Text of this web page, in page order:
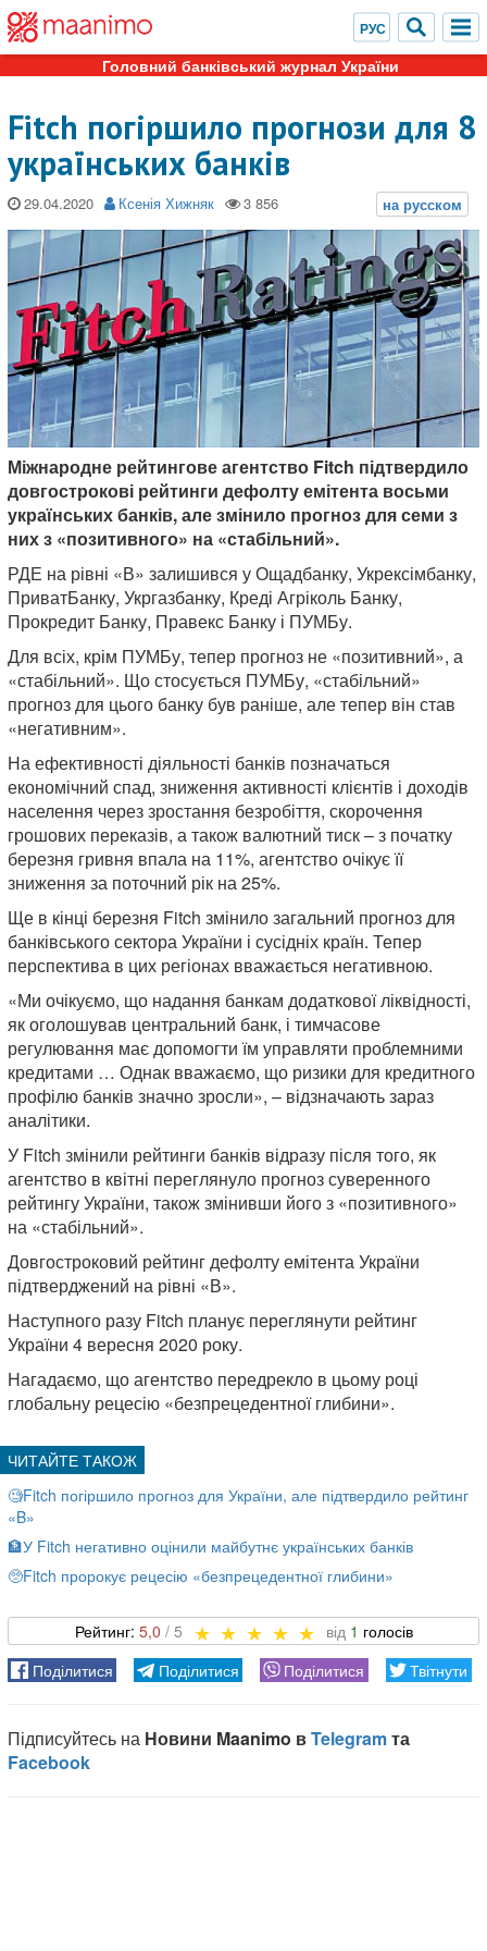
Головний банківський журнал України
Fitch погіршило прогнози для 8
українських банків
29.04.2020 Ксенія Хижняк
Міжнародне рейтингове агентство Fitch підтвердило
довгострокові рейтинги дефолту емітента восьми
українських банків, але змінило прогноз для семи з
них з «позитивного» на «стабільний».
РДЕ на рівні «В» залишився у Ощадбанку, Укрексімбанку,
ПриватБанку, Укргазбанку, Креді Агріколь Банку,
Прокредит Банку, Правекс Банку і ПУМБу.
Для всіх, крім ПУМБу, тепер прогноз не «позитивний», а
«стабільний». Що стосується ПУМБу, «стабільний»
прогноз для цього банку був раніше, але тепер він став
«негативним».
На ефективності діяльності банків позначаться
економічний спад, зниження активності клієнтів і доходів
населення через зростання безробіття, скорочення
грошових переказів, а також валютний тиск – з початку
березня гривня впала на 11%, агентство очікує її
зниження за поточний рік на 25%.
Ще в кінці березня Fitch змінило загальний прогноз для
банківського сектора України і сусідніх країн. Тепер
перспектива в цих регіонах вважається негативною.
«Ми очікуємо, що надання банкам додаткової ліквідності,
як оголошував центральний банк, і тимчасове
регулювання має допомогти їм управляти проблемними
кредитами … Однак вважаємо, що ризики для кредитного
профілю банків значно зросли», – відзначають зараз
аналітики.
У Fitch змінили рейтинги банків відразу після того, як
агентство в квітні переглянуло прогноз суверенного
рейтингу України, також змінивши його з «позитивного»
на «стабільний».
Довгостроковий рейтинг дефолту емітента України
підтверджений на рівні «В».
Наступного разу Fitch планує переглянути рейтинг
України 4 вересня 2020 року.
Нагадаємо, що агентство передрекло в цьому році
глобальну рецесію «безпрецедентної глибини».
🧐Fitch погіршило прогноз для України, але підтвердило рейтинг
«B»
🏦У Fitch негативно оцінили майбутнє українських банків
🥺Fitch пророкує рецесію «безпрецедентної глибини»
5,0 1